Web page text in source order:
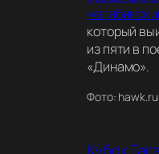
который
из пяти в
«Динамо».
Фото: hawk.ru